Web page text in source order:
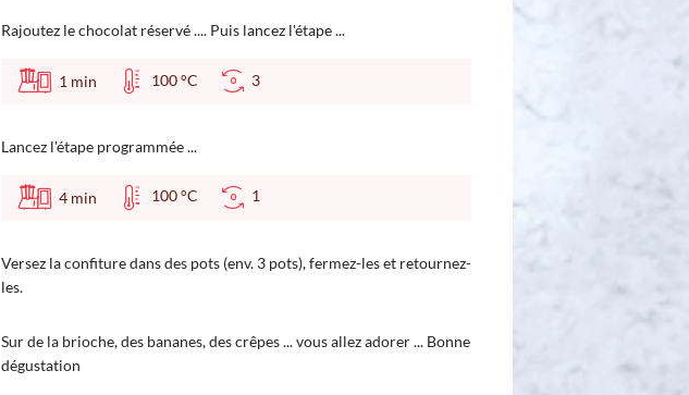
Rajoutez le chocolat réservé .... Puis lancez l'étape ...
1 min 100 °C 3
Lancez l'étape programmée ...
4 min 100 °C 1
Versez la confiture dans des pots (env. 3 pots), fermez-les et retournez-
les.
Sur de la brioche, des bananes, des crêpes ... vous allez adorer ... Bonne
dégustation